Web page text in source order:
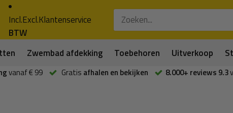
Incl.Excl.
BTW
Klantenservice
Zwembad afdekking Toebehoren Uitverkoop
vanaf € 99 Gratis afhalen en bekijken 8.000+ reviews 9.3